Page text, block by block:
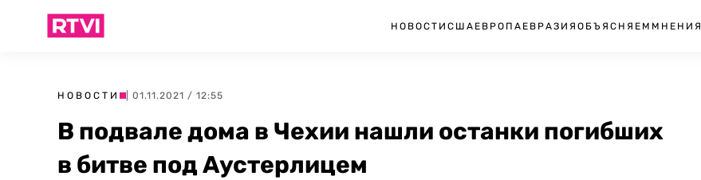
НОВОСТИ США ЕВРОПА ЕВРАЗИЯ ОБЪЯСНЯЕМ МНЕНИЯ
НОВОСТИ | 01.11.2021 / 12:55
В подвале дома в Чехии нашли останки погибших
в битве под Аустерлицем